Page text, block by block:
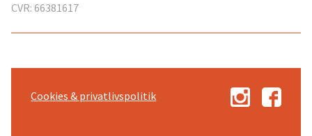
CVR: 66381617
Cookies & privatlivspolitik